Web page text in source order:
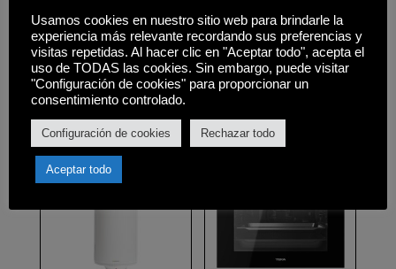
Productos relacionados
Usamos cookies en nuestro sitio web para brindarle la
experiencia más relevante recordando sus preferencias y
visitas repetidas. Al hacer clic en "Aceptar todo", acepta el
uso de TODAS las cookies. Sin embargo, puede visitar
"Configuración de cookies" para proporcionar un
consentimiento controlado.
Configuración de cookies Rechazar todo
Aceptar todo